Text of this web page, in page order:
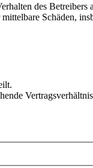
des Betreibers
Schäden,